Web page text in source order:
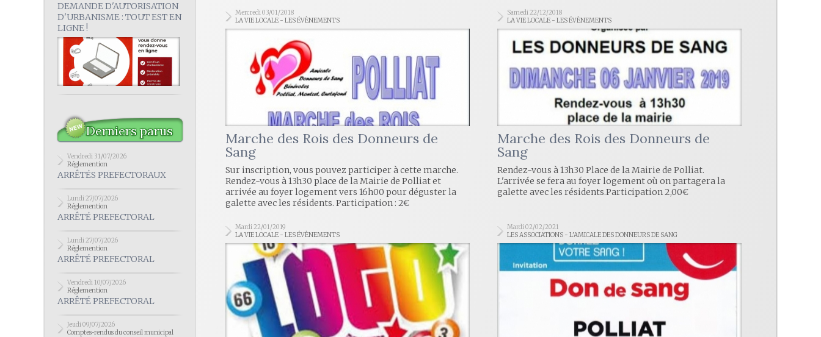
DEMANDE D'AUTORISATION
D'URBANISME : TOUT EST EN
LIGNE !
Derniers parus
Vendredi 31/07/2026
Réglemention
ARRÊTÉS PREFECTORAUX
Lundi 27/07/2026
Réglemention
ARRÊTÉ PREFECTORAL
Lundi 27/07/2026
Réglemention
ARRÊTÉ PREFECTORAL
Vendredi 10/07/2026
Réglemention
ARRÊTÉ PREFECTORAL
Jeudi 09/07/2026
Comptes-rendus du conseil municipal
Mercredi 03/01/2018
LA VIE LOCALE - LES ÉVÈNEMENTS
Marche des Rois des Donneurs de
Sang
Sur inscription, vous pouvez participer à cette marche.
Rendez-vous à 13h30 place de la Mairie de Polliat et
arrivée au foyer logement vers 16h00 pour déguster la
galette avec les résidents. Participation : 2€
Samedi 22/12/2018
LA VIE LOCALE - LES ÉVÈNEMENTS
Marche des Rois des Donneurs de
Sang
Rendez-vous à 13h30 Place de la Mairie de Polliat.
L'arrivée se fera au foyer logement où on partagera la
galette avec les résidents.Participation 2,00€
Mardi 22/01/2019
LA VIE LOCALE - LES ÉVÈNEMENTS
Mardi 02/02/2021
LES ASSOCIATIONS - L'AMICALE DES DONNEURS DE SANG